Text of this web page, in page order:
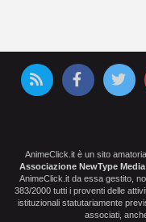
AnimeClick.it è un sito
Associazione NewType Media
AnimeClick.it da essa gestito,
383/2000 tutti i proventi delle
istituzionali statutariamente
associati,